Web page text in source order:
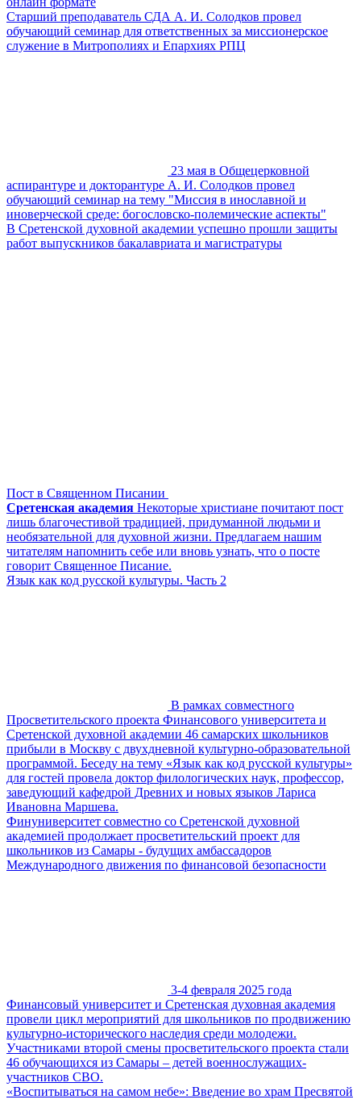
Старший преподаватель СДА А. И. Солодков провел
обучающий семинар для ответственных за миссионерское
служение в Митрополиях и Епархиях РПЦ
23 мая в Общецерковной
аспирантуре и докторантуре А. И. Солодков провел
обучающий семинар на тему "Миссия в инославной и
иноверческой среде: богословско-полемические аспекты"
В Сретенской духовной академии успешно прошли защиты
работ выпускников бакалавриата и магистратуры
Пост в Священном Писании
Сретенская академия Некоторые христиане почитают пост
лишь благочестивой традицией, придуманной людьми и
необязательной для духовной жизни. Предлагаем нашим
читателям напомнить себе или вновь узнать, что о посте
говорит Священное Писание.
Язык как код русской культуры. Часть 2
В рамках совместного
Просветительского проекта Финансового университета и
Сретенской духовной академии 46 самарских школьников
прибыли в Москву с двухдневной культурно-образовательной
программой. Беседу на тему «Язык как код русской культуры»
для гостей провела доктор филологических наук, профессор,
заведующий кафедрой Древних и новых языков Лариса
Ивановна Маршева.
Финуниверситет совместно со Сретенской духовной
академией продолжает просветительский проект для
школьников из Самары - будущих амбассадоров
Международного движения по финансовой безопасности
3-4 февраля 2025 года
Финансовый университет и Сретенская духовная академия
провели цикл мероприятий для школьников по продвижению
культурно-исторического наследия среди молодежи.
Участниками второй смены просветительского проекта стали
46 обучающихся из Самары – детей военнослужащих-
участников СВО.
«Воспитываться на самом небе»: Введение во храм Пресвятой